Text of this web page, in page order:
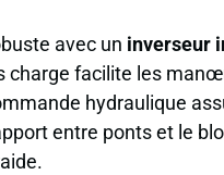
avec un inverseur
charge facilite les
hydraulique
entre ponts et le